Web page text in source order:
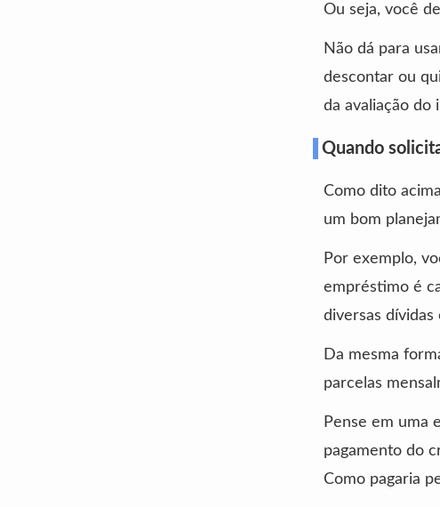
Ou seja, você
Não dá para
descontar ou
da avaliação do
Quando
Como dito
um bom
Por exemplo,
empréstimo é
diversas
Da mesma
parcelas
Pense em uma
pagamento do
Como pagaria